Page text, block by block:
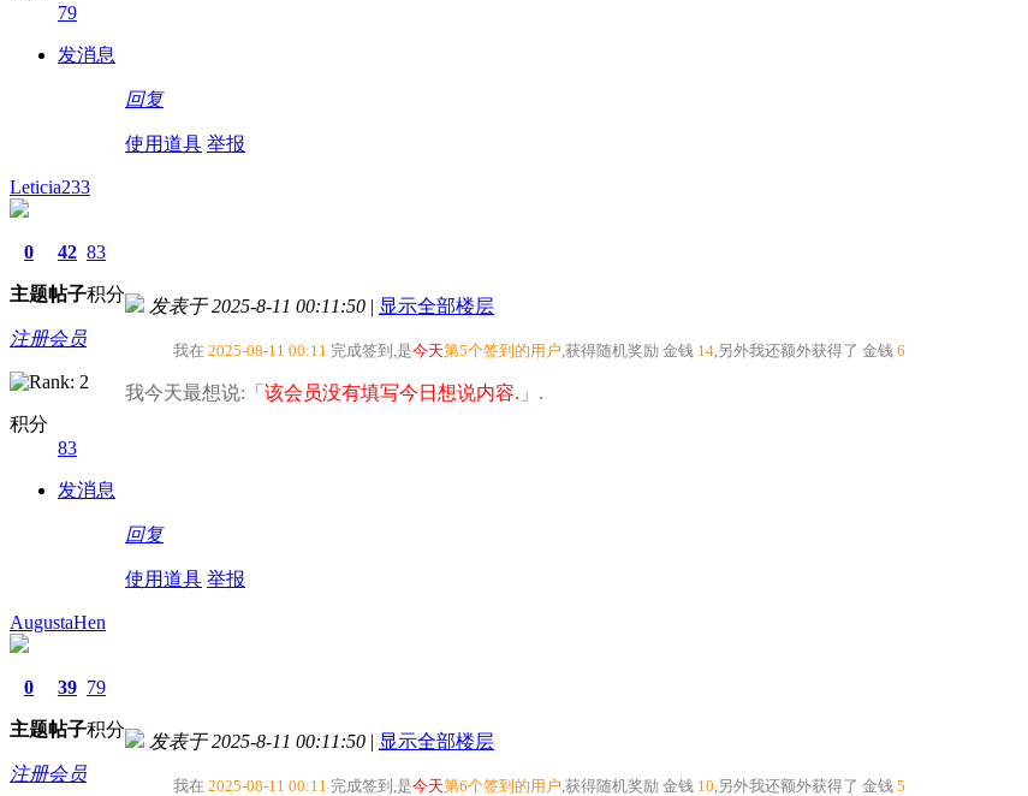
79
发消息
回复
使用道具 举报
Leticia233
0
主题
42
帖子
83
积分
注册会员
积分
83
发消息
发表于 2025-8-11 00:11:50 | 显示全部楼层
我在 2025-08-11 00:11 完成签到,是今天第5个签到的用户 ,获得随机奖励 金钱 14 ,另外我还额外获得了 金钱 6
我今天最想说:「 该会员没有填写今日想说内容. 」.
回复
使用道具 举报
AugustaHen
0
主题
39
帖子
79
积分
注册会员
发表于 2025-8-11 00:11:50 | 显示全部楼层
我在 2025-08-11 00:11 完成签到,是今天第6个签到的用户 ,获得随机奖励 金钱 10 ,另外我还额外获得了 金钱 5